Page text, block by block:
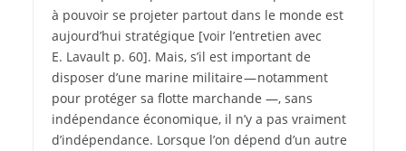
à pouvoir se projeter partout dans le monde est
aujourd’hui stratégique [voir l’entretien avec
E. Lavault p. 60]. Mais, s’il est important de
disposer d’une marine militaire — notamment
pour protéger sa flotte marchande —, sans
indépendance économique, il n’y a pas vraiment
d’indépendance. Lorsque l’on dépend d’un autre